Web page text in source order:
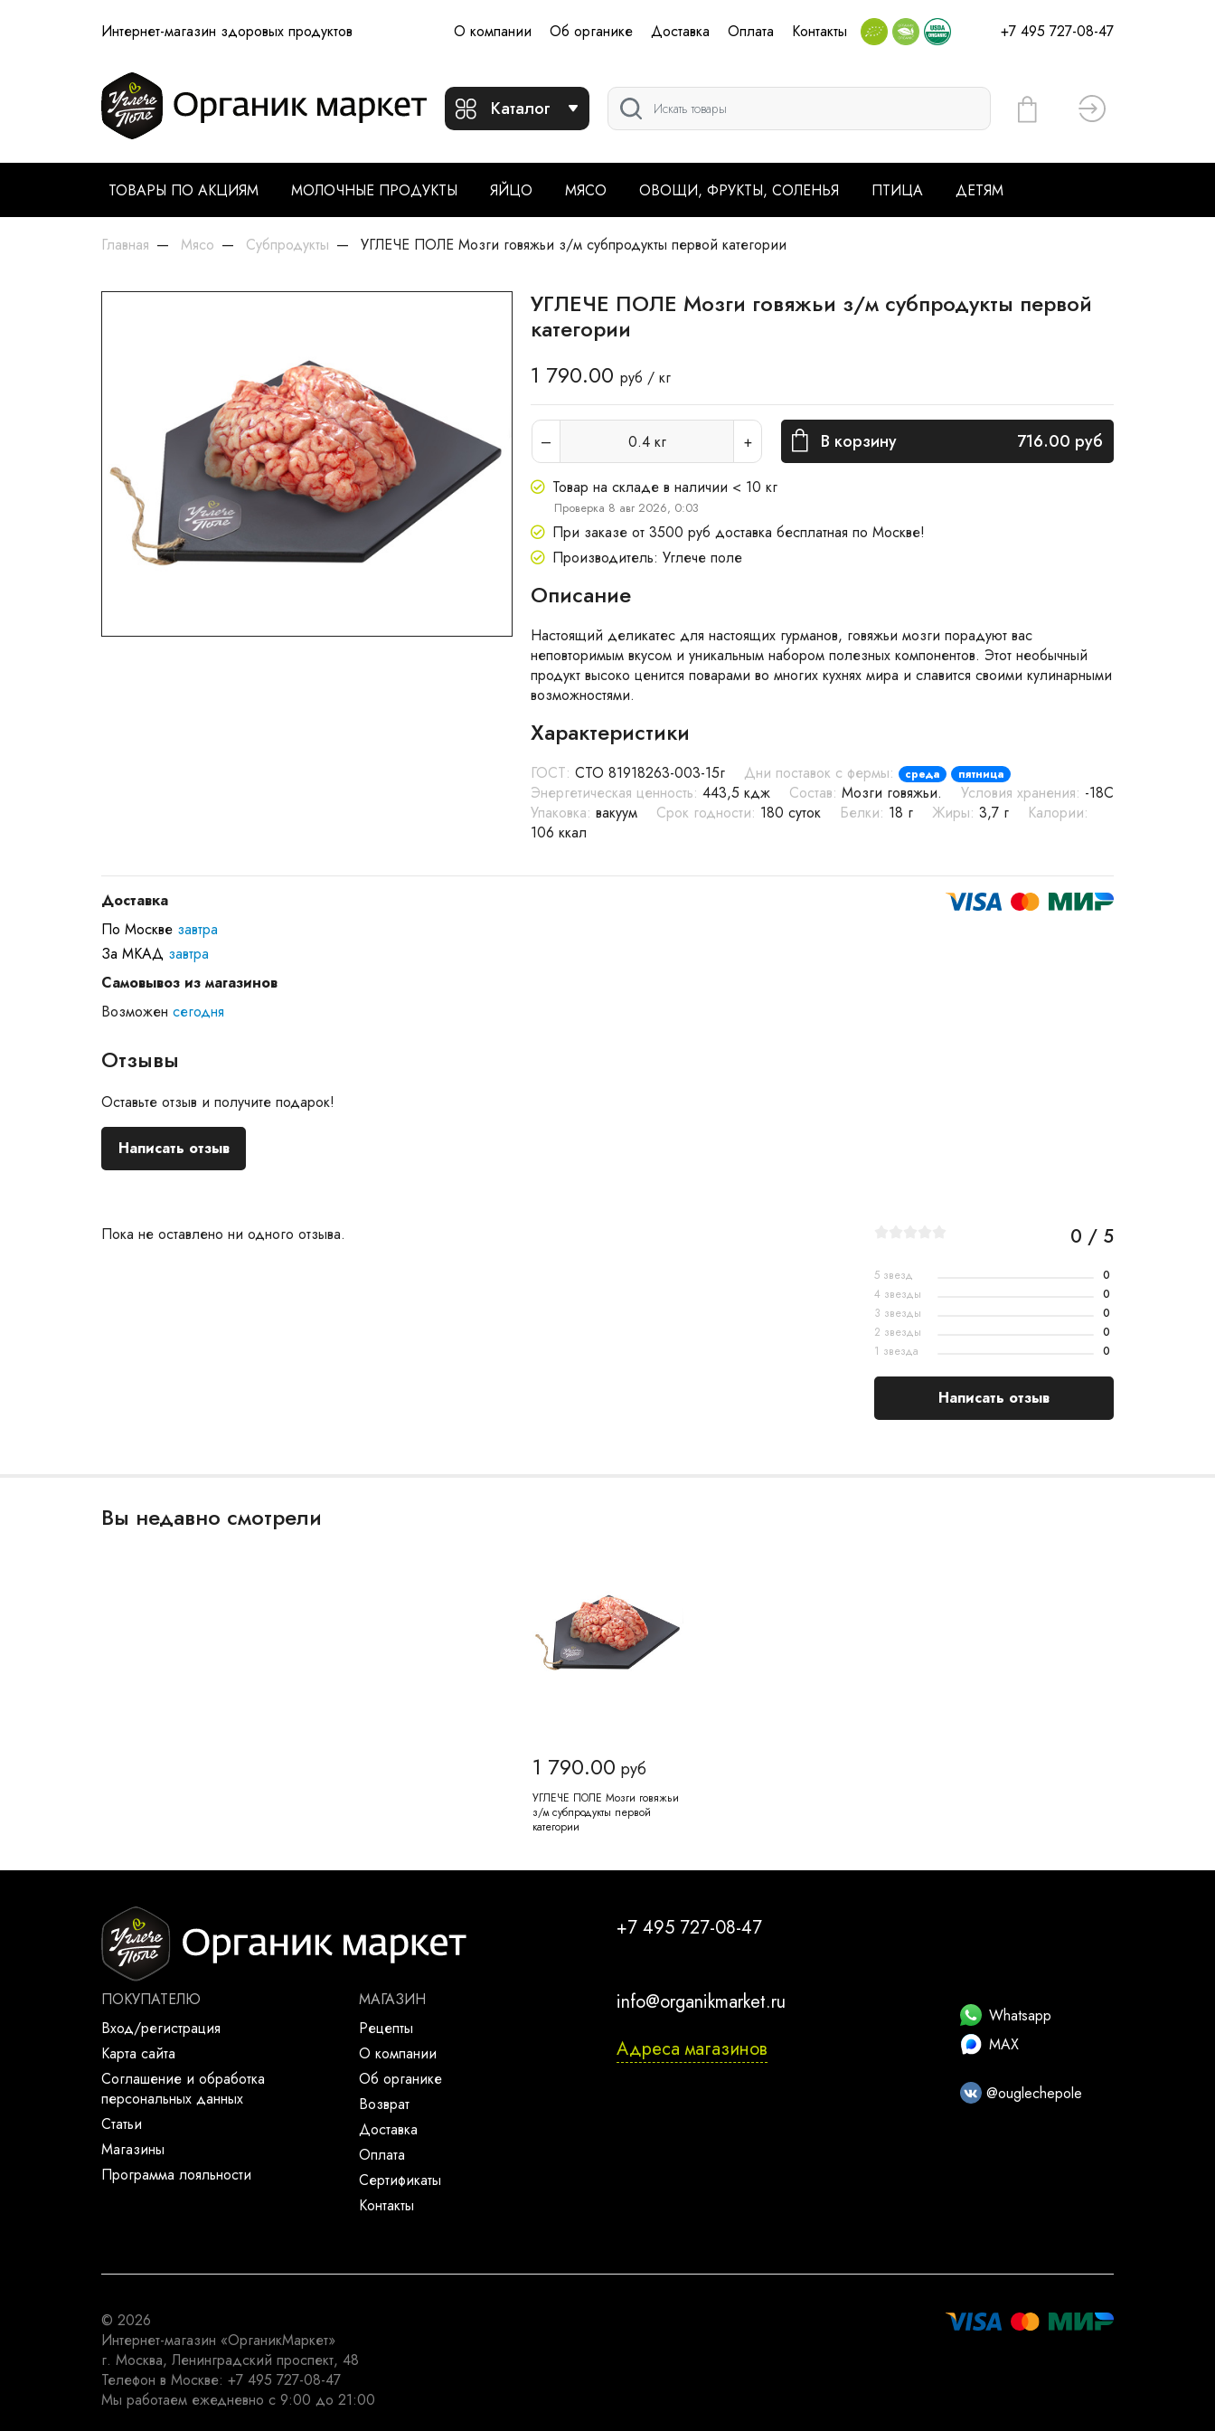
Интернет-магазин здоровых продуктов О компании Об органике Доставка Оплата Контакты +7 495 727-08-47
Каталог Вход
ТОВАРЫ ПО АКЦИЯМ МОЛОЧНЫЕ ПРОДУКТЫ ЯЙЦО МЯСО ОВОЩИ, ФРУКТЫ, СОЛЕНЬЯ ПТИЦА ДЕТЯМ
Главная Мясо Субпродукты УГЛЕЧЕ ПОЛЕ Мозги говяжьи з/м субпродукты первой категории
УГЛЕЧЕ ПОЛЕ Мозги говяжьи з/м субпродукты первой
категории
1 790.00 руб / кг
0.4 кг В корзину 716.00 руб
Товар на складе в наличии < 10 кг
Проверка 8 авг 2026, 0:03
При заказе от 3500 руб доставка бесплатная по Москве!
Производитель: Углече поле
Описание
Настоящий деликатес для настоящих гурманов, говяжьи мозги порадуют вас
неповторимым вкусом и уникальным набором полезных компонентов. Этот необычный
продукт высоко ценится поварами во многих кухнях мира и славится своими кулинарными
возможностями.
Характеристики
ГОСТ: СТО 81918263-003-15г Дни поставок с фермы: среда пятница
Энергетическая ценность: 443,5 кдж Состав: Мозги говяжьи. Условия хранения: -18С
Упаковка: вакуум Срок годности: 180 суток Белки: 18 г Жиры: 3,7 г
Калории:
106 ккал
Доставка
По Москве завтра
За МКАД завтра
Самовывоз из магазинов
Возможен сегодня
Отзывы
Оставьте отзыв и получите подарок!
Написать отзыв
Пока не оставлено ни одного отзыва. 0 / 5
5 звезд
0
4 звезды
0
3 звезды
0
2 звезды
0
1 звезда
0
Написать отзыв
Вы недавно смотрели
1 790.00 руб
УГЛЕЧЕ ПОЛЕ Мозги говяжьи
з/м субпродукты первой
категории
ПОКУПАТЕЛЮ
Вход/регистрация
Карта сайта
Соглашение и обработка
персональных данных
Статьи
Магазины
Программа лояльности
МАГАЗИН
Рецепты
О компании
Об органике
Возврат
Доставка
Оплата
Сертификаты
Контакты
+7 495 727-08-47
info@organikmarket.ru
Адреса магазинов
Whatsapp
MAX
@ouglechepole
© 2026
Интернет-магазин «ОрганикМаркет»
г. Москва, Ленинградский проспект, 48
Телефон в Москве: +7 495 727-08-47
Мы работаем ежедневно с 9:00 до 21:00